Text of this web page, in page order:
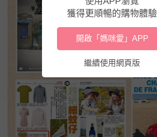
獲得更順暢的購物體驗
開啟「媽咪愛」APP
繼續使用網頁版